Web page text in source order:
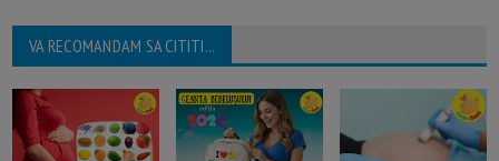
VA RECOMANDAM SA CITITI...